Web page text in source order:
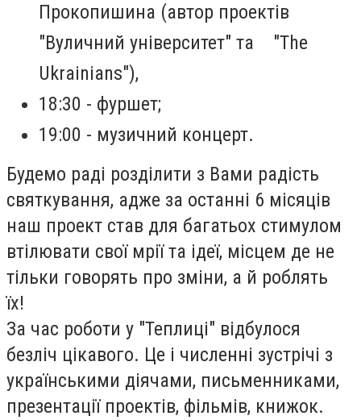
Прокопишина (автор проектів
"Вуличний університет" та "The
Ukrainians"),
18:30 - фуршет;
19:00 - музичний концерт.
Будемо раді розділити з Вами радість
святкування, адже за останні 6 місяців
наш проект став для багатьох стимулом
втілювати свої мрії та ідеї, місцем де не
тільки говорять про зміни, а й роблять
їх!
За час роботи у "Теплиці" відбулося
безліч цікавого. Це і численні зустрічі з
українськими діячами, письменниками,
презентації проектів, фільмів, книжок.